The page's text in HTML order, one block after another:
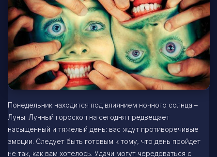
Понедельник находится под влиянием ночного солнца –
Луны. Лунный гороскоп на сегодня предвещает
насыщенный и тяжелый день: вас ждут противоречивые
эмоции. Следует быть готовым к тому, что день пройдет
не так, как вам хотелось. Удачи могут чередоваться с